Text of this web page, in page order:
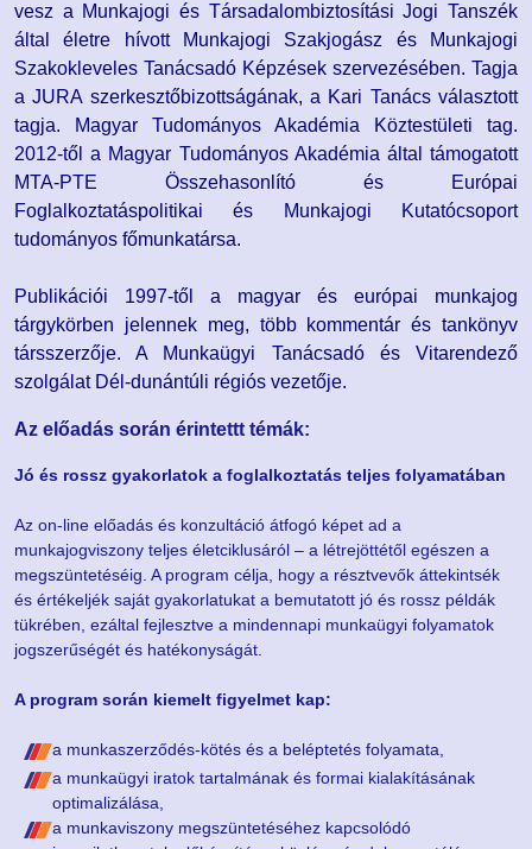
vesz a Munkajogi és Társadalombiztosítási Jogi Tanszék
által életre hívott Munkajogi Szakjogász és Munkajogi
Szakokleveles Tanácsadó Képzések szervezésében. Tagja
a JURA szerkesztőbizottságának, a Kari Tanács választott
tagja. Magyar Tudományos Akadémia Köztestületi tag.
2012-től a Magyar Tudományos Akadémia által támogatott
MTA-PTE Összehasonlító és Európai
Foglalkoztatáspolitikai és Munkajogi Kutatócsoport
tudományos főmunkatársa.
Publikációi 1997-től a magyar és európai munkajog
tárgykörben jelennek meg, több kommentár és tankönyv
társszerzője. A Munkaügyi Tanácsadó és Vitarendező
szolgálat Dél-dunántúli régiós vezetője.
Az előadás során érintettt témák:
Jó és rossz gyakorlatok a foglalkoztatás teljes folyamatában
Az on-line előadás és konzultáció átfogó képet ad a
munkajogviszony teljes életciklusáról – a létrejöttétől egészen a
megszüntetéséig. A program célja, hogy a résztvevők áttekintsék
és értékeljék saját gyakorlatukat a bemutatott jó és rossz példák
tükrében, ezáltal fejlesztve a mindennapi munkaügyi folyamatok
jogszerűségét és hatékonyságát.
A program során kiemelt figyelmet kap:
a munkaszerződés-kötés és a beléptetés folyamata,
a munkaügyi iratok tartalmának és formai kialakításának
optimalizálása,
a munkaviszony megszüntetéséhez kapcsolódó